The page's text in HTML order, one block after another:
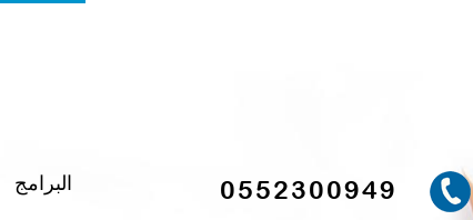
البرامج
0552300949